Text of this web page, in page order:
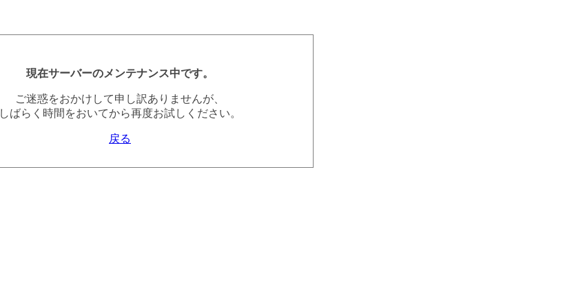
現在サーバーのメンテナンス中です。
ご迷惑をおかけして申し訳ありませんが、
しばらく時間をおいてから再度お試しください。
戻る